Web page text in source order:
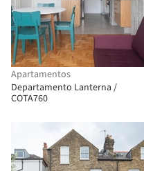
Apartamentos
Departamento Lanterna /
COTA760